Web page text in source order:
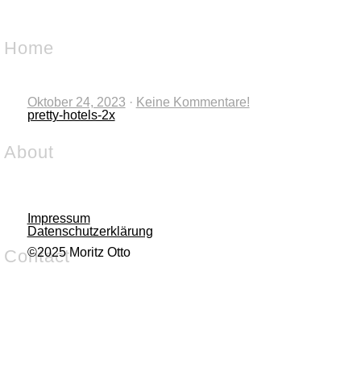
Home
About
Contact
Oktober 24, 2023 · Keine Kommentare!
pretty-hotels-2x
Impressum
Datenschutzerklärung
©2025 Moritz Otto